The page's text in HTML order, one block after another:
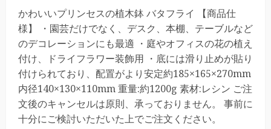
かわいいプリンセスの植木鉢 バタフライ 【商品仕
様】 ・園芸だけでなく、デスク、本棚、テーブルなど
のデコレーションにも最適 ・庭やオフィスの花の植え
付け、ドライフラワー装飾用 ・底には滑り止めが貼り
付けられており、配置がより安定約185×165×270mm
内径140×130×110mm 重量:約1200g 素材:レシン ご注
文後のキャンセルは原則、承っておりません。 事前に
十分にご検討いただいた上でご注文ください。